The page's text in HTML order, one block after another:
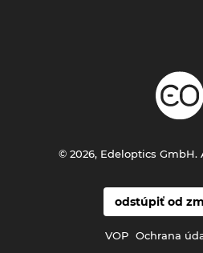
odstúpiť od
VOP Ochrana
© 2026, Edeloptics GmbH.